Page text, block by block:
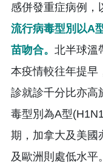
感併發重症病例，
流行病毒型別以A
苗吻合。 北半球溫
本疫情較往年提早
診就診千分比亦高
毒型別為A型
期，加拿大及美國
及歐洲則處低水平